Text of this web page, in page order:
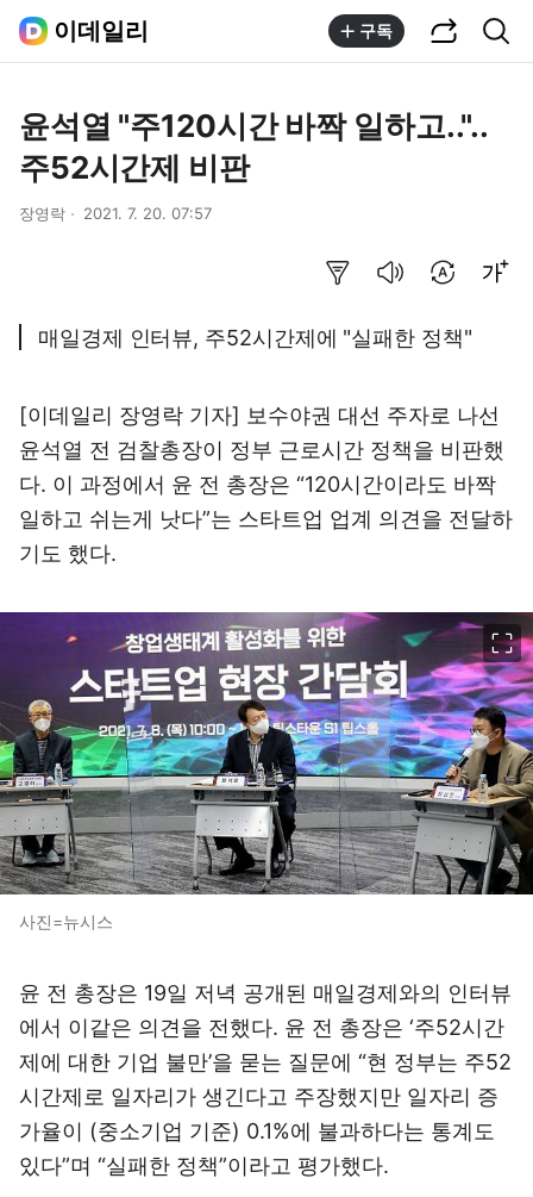
이데일리 구독
윤석열 "주120시간 바짝 일하고.."..
주52시간제 비판
장영락 2021. 7. 20. 07:57
매일경제 인터뷰, 주52시간제에 "실패한 정책"
[이데일리 장영락 기자] 보수야권 대선 주자로 나선
윤석열 전 검찰총장이 정부 근로시간 정책을 비판했
다. 이 과정에서 윤 전 총장은 “120시간이라도 바짝
일하고 쉬는게 낫다”는 스타트업 업계 의견을 전달하
기도 했다.
사진=뉴시스
윤 전 총장은 19일 저녁 공개된 매일경제와의 인터뷰
에서 이같은 의견을 전했다. 윤 전 총장은 ‘주52시간
제에 대한 기업 불만’을 묻는 질문에 “현 정부는 주52
시간제로 일자리가 생긴다고 주장했지만 일자리 증
가율이 (중소기업 기준) 0.1%에 불과하다는 통계도
있다”며 “실패한 정책”이라고 평가했다.